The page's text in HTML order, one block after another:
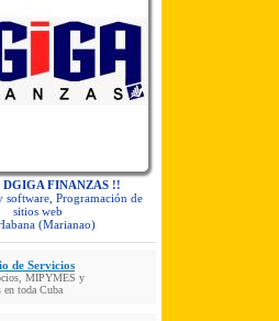
DGIGA FINANZAS !!
software, Programación de
sitios web
(Marianao)
de Servicios
MIPYMES y
en toda Cuba